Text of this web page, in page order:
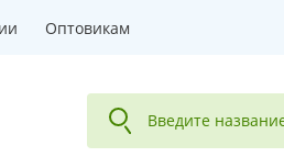
Оптовикам